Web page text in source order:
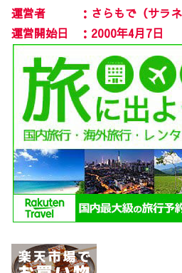
運営者 ：さらもで（サラネ
運営開始日 ：2000年4月7日